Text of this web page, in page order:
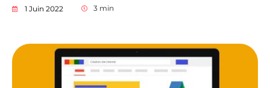
1 Juin 2022 3 min